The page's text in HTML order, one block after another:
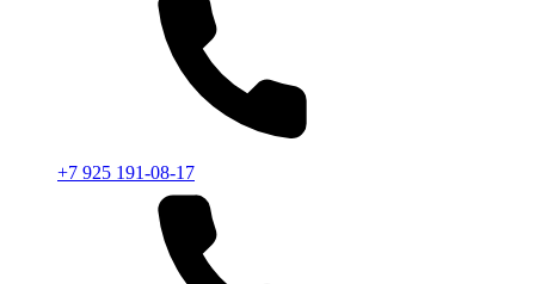
+7 925 191-08-17